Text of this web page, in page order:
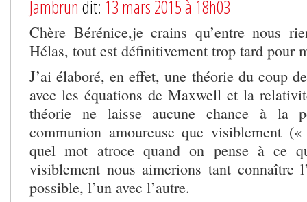
Jambrun dit: 13 mars 2015 à 18h03
Chère Bérénice,je crains qu’entre nous
Hélas, tout est définitivement trop tard pour
J’ai élaboré, en effet, une théorie du coup
avec les équations de Maxwell et la
théorie ne laisse aucune chance à la
communion amoureuse que visiblement
quel mot atroce quand on pense à ce
visiblement nous aimerions tant connaître
possible, l’un avec l’autre.